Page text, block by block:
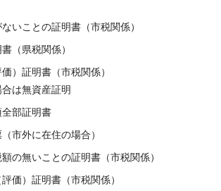
いことの証明書（市税関係）
（県税関係）
）証明書（市税関係）
は無資産証明
部証明書
市外に在住の場合）
の無いことの証明書（市税関係）
価）証明書（市税関係）